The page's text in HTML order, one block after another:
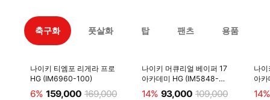
축구화 풋살화 탑 팬츠 용품
나이키 티엠포 리게라 프로
HG (IM6960-100)
6% 159,000 169,000
나이키 머큐리얼 베이퍼 17
아카데미 HG (IM5848-
600)
14% 93,000 109,000
나
아
14%